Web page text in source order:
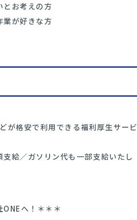
とお考えの方
業が好きな方
が格安で利用できる福利厚生サービ
給／ガソリン代も一部支給いたし
へ！＊＊＊